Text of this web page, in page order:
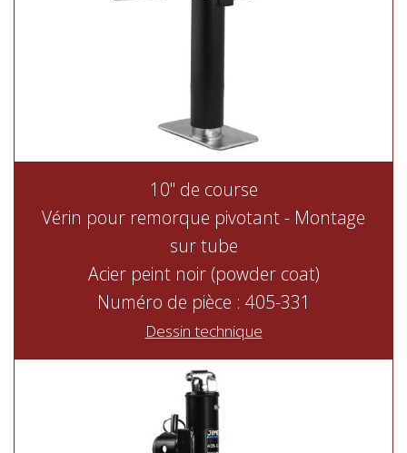
10" de course
Vérin pour remorque pivotant - Montage
sur tube
Acier peint noir (powder coat)
Numéro de pièce : 405-331
Dessin technique